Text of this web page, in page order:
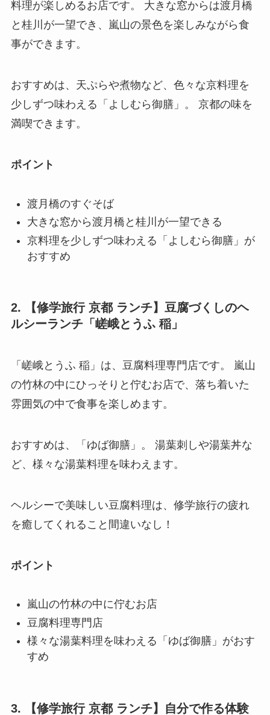
料理が楽しめるお店です。 大きな窓からは渡月橋
と桂川が一望でき、嵐山の景色を楽しみながら食
事ができます。
おすすめは、天ぷらや煮物など、色々な京料理を
少しずつ味わえる「よしむら御膳」。 京都の味を
満喫できます。
ポイント
渡月橋のすぐそば
大きな窓から渡月橋と桂川が一望できる
京料理を少しずつ味わえる「よしむら御膳」が
おすすめ
2. 【修学旅行 京都 ランチ】豆腐づくしのヘ
ルシーランチ「嵯峨とうふ 稲」
「嵯峨とうふ 稲」は、豆腐料理専門店です。 嵐山
の竹林の中にひっそりと佇むお店で、落ち着いた
雰囲気の中で食事を楽しめます。
おすすめは、「ゆば御膳」。 湯葉刺しや湯葉丼な
ど、様々な湯葉料理を味わえます。
ヘルシーで美味しい豆腐料理は、修学旅行の疲れ
を癒してくれること間違いなし！
ポイント
嵐山の竹林の中に佇むお店
豆腐料理専門店
様々な湯葉料理を味わえる「ゆば御膳」がおす
すめ
3. 【修学旅行 京都 ランチ】自分で作る体験